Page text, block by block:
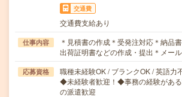
交通費
交通費支給あり
仕事内容
＊見積書の作成＊受発注対応＊納品
出荷証明書などの作成・提出＊メー
応募資格
職種未経験OK / ブランクOK / 英語力
◆未経験者歓迎！◆事務の経験があ
の派遣歓迎